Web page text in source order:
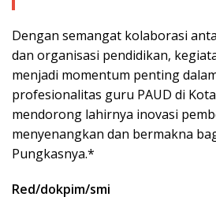
Dengan semangat kolaborasi
dan organisasi pendidikan,
menjadi momentum penting
profesionalitas guru PAUD di
mendorong lahirnya inovasi
menyenangkan dan bermakna
Pungkasnya.*
Red/dokpim/smi